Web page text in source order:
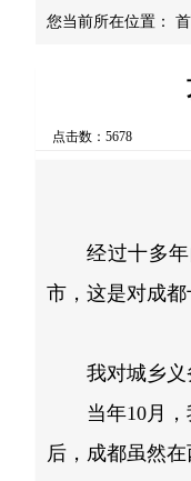
您当前所在位置：
点击数：5678
经过十多
市，这是对成都
我对城乡义
当年10月
后，成都虽然